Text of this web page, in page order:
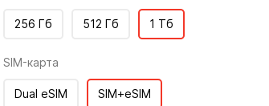
1 Тб
256 Гб 512 Гб
SIM-карта
SIM+eSIM
Dual eSIM